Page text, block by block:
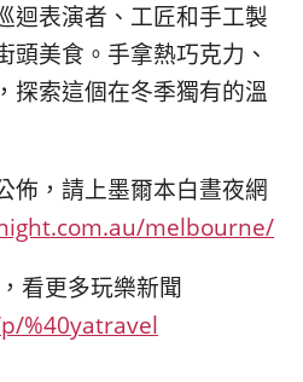
迴表演者、工匠和手工製
頭美食。手拿熱巧克力、
探索這個在冬季獨有的溫
佈，請上墨爾本白晝夜網
melbourne/
看更多玩樂新聞
%40yatravel